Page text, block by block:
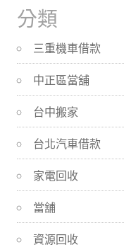
分類
三重機車借款
中正區當舖
台中搬家
台北汽車借款
家電回收
當舖
資源回收